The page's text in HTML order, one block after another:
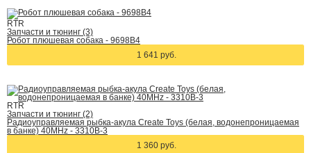
RTR
Запчасти и тюнинг (3)
Робот плюшевая собака - 9698B4
1 641 руб.
RTR
Запчасти и тюнинг (2)
Радиоуправляемая рыбка-акула Create Toys (белая, водонепроницаемая
в банке) 40MHz - 3310B-3
1 360 руб.